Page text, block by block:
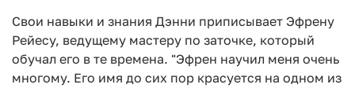
Свои навыки и знания Дэнни приписывает Эфрену
Рейесу, ведущему мастеру по заточке, который
обучал его в те времена. "Эфрен научил меня очень
многому. Его имя до сих пор красуется на одном из